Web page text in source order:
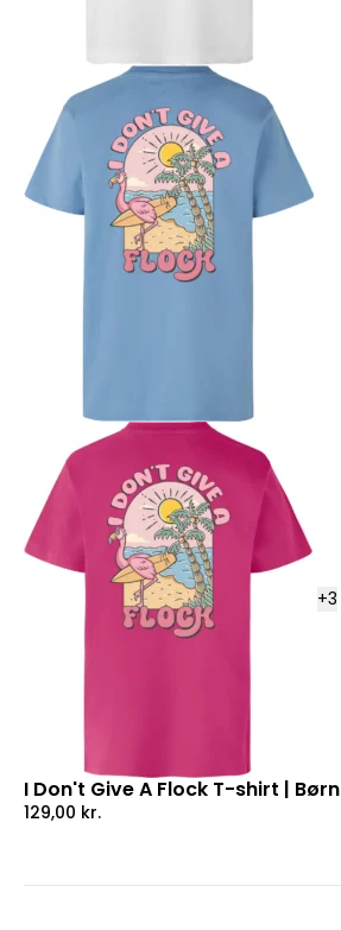
+3
I Don't Give A Flock T-shirt | Børn
129,00 kr.